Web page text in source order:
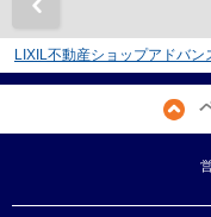
LIXIL不動産ショップアドバン